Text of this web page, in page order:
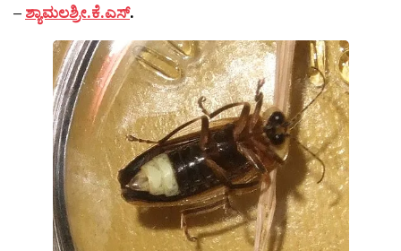
– ಶ್ಯಾಮಲಶ್ರೀ.ಕೆ.ಎಸ್.